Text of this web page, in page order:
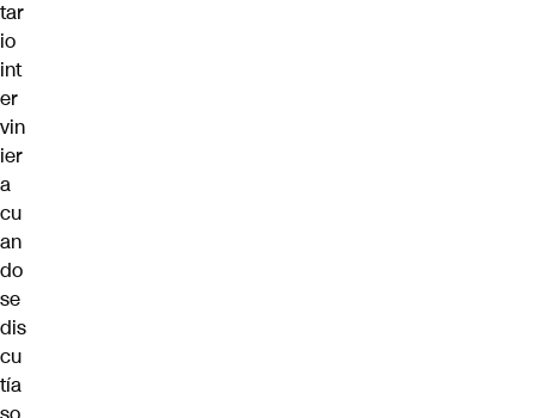
tar
io
int
er
vin
ier
a
cu
an
do
se
dis
cu
tía